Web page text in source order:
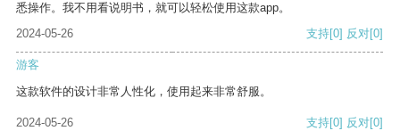
悉操作。我不用看说明书，就可以轻松使用这款app。
2024-05-26
支持[0] 反对[0]
游客
这款软件的设计非常人性化，使用起来非常舒服。
2024-05-26 支持[0] 反对[0]